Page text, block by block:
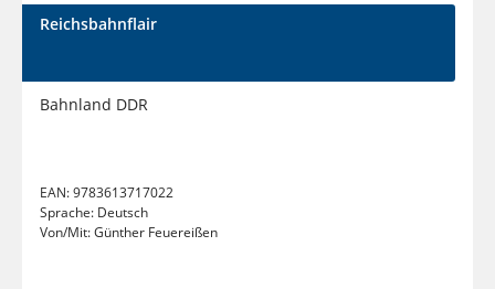
Reichsbahnflair
Bahnland DDR
EAN:9783613717022
Sprache: Deutsch
Von/Mit:Günther Feuereißen